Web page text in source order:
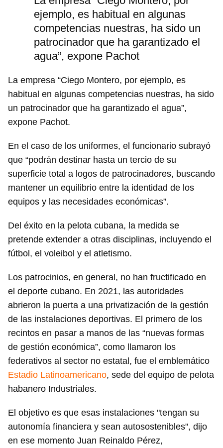
ejemplo, es habitual en algunas
competencias nuestras, ha sido un
patrocinador que ha garantizado el
agua”, expone Pachot
La empresa “Ciego Montero, por ejemplo, es
habitual en algunas competencias nuestras, ha sido
un patrocinador que ha garantizado el agua”,
expone Pachot.
En el caso de los uniformes, el funcionario subrayó
que “podrán destinar hasta un tercio de su
superficie total a logos de patrocinadores, buscando
mantener un equilibrio entre la identidad de los
equipos y las necesidades económicas”.
Del éxito en la pelota cubana, la medida se
pretende extender a otras disciplinas, incluyendo el
fútbol, el voleibol y el atletismo.
Los patrocinios, en general, no han fructificado en
el deporte cubano. En 2021, las autoridades
abrieron la puerta a una privatización de la gestión
de las instalaciones deportivas. El primero de los
recintos en pasar a manos de las “nuevas formas
de gestión económica”, como llamaron los
federativos al sector no estatal, fue el emblemático
Estadio Latinoamericano, sede del equipo de pelota
habanero Industriales.
El objetivo es que esas instalaciones "tengan su
autonomía financiera y sean autosostenibles", dijo
en ese momento Juan Reinaldo Pérez,